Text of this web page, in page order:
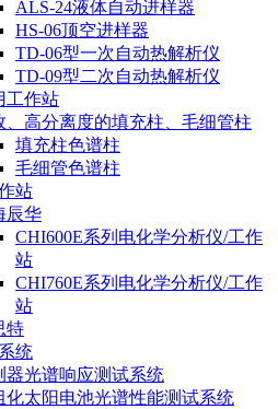
ALS-24液体自动进样器
HS-06顶空进样器
TD-06型一次自动热解析仪
TD-09型二次自动热解析仪
工作站
、高分离度的填充柱、毛细管柱
填充柱色谱柱
毛细管色谱柱
站
辰华
CHI600E系列电化学分析仪/工作
站
CHI760E系列电化学分析仪/工作
站
特
统
器光谱响应测试系统
化太阳电池光谱性能测试系统